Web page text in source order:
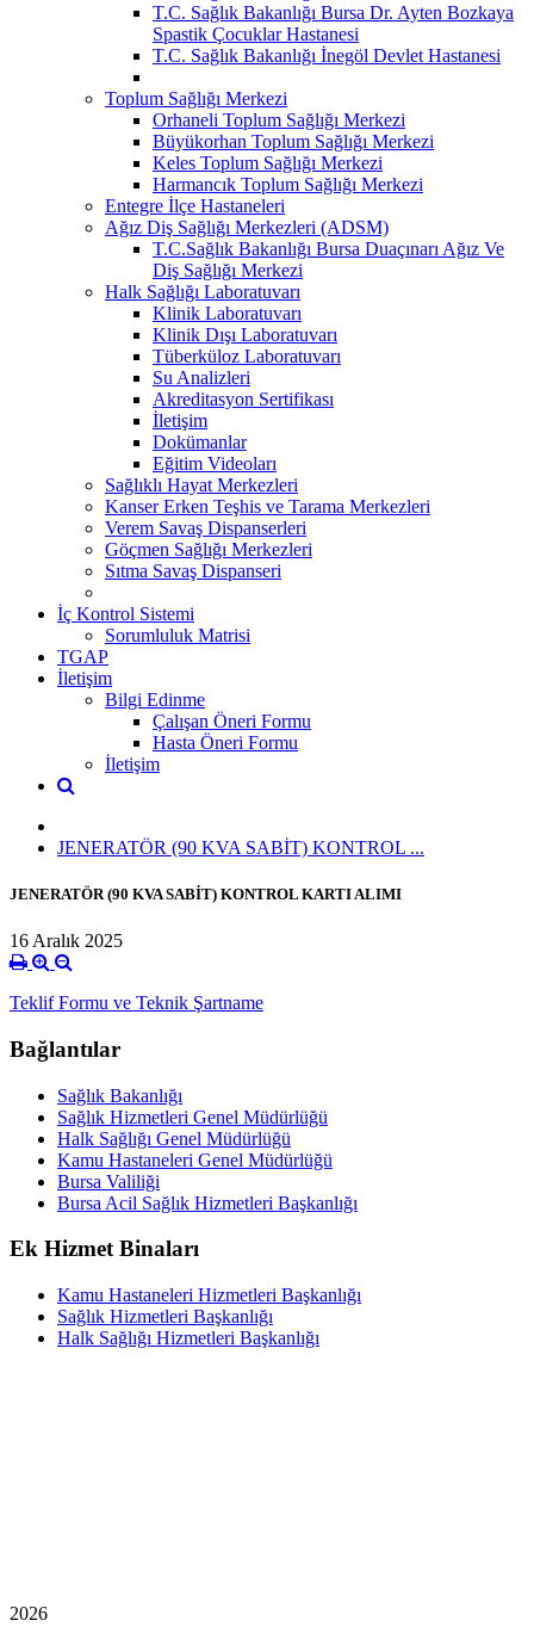
T.C. Sağlık Bakanlığı Bursa Dr. Ayten Bozkaya
Spastik Çocuklar Hastanesi
T.C. Sağlık Bakanlığı İnegöl Devlet Hastanesi
Toplum Sağlığı Merkezi
Orhaneli Toplum Sağlığı Merkezi
Büyükorhan Toplum Sağlığı Merkezi
Keles Toplum Sağlığı Merkezi
Harmancık Toplum Sağlığı Merkezi
Entegre İlçe Hastaneleri
Ağız Diş Sağlığı Merkezleri (ADSM)
T.C.Sağlık Bakanlığı Bursa Duaçınarı Ağız Ve
Diş Sağlığı Merkezi
Halk Sağlığı Laboratuvarı
Klinik Laboratuvarı
Klinik Dışı Laboratuvarı
Tüberküloz Laboratuvarı
Su Analizleri
Akreditasyon Sertifikası
İletişim
Dokümanlar
Eğitim Videoları
Sağlıklı Hayat Merkezleri
Kanser Erken Teşhis ve Tarama Merkezleri
Verem Savaş Dispanserleri
Göçmen Sağlığı Merkezleri
Sıtma Savaş Dispanseri
İç Kontrol Sistemi
Sorumluluk Matrisi
TGAP
İletişim
Bilgi Edinme
Çalışan Öneri Formu
Hasta Öneri Formu
İletişim
JENERATÖR (90 KVA SABİT) KONTROL ...
JENERATÖR (90 KVA SABİT) KONTROL KARTI ALIMI
16 Aralık 2025
Teklif Formu ve Teknik Şartname
Bağlantılar
Sağlık Bakanlığı
Sağlık Hizmetleri Genel Müdürlüğü
Halk Sağlığı Genel Müdürlüğü
Kamu Hastaneleri Genel Müdürlüğü
Bursa Valiliği
Bursa Acil Sağlık Hizmetleri Başkanlığı
Ek Hizmet Binaları
Kamu Hastaneleri Hizmetleri Başkanlığı
Sağlık Hizmetleri Başkanlığı
Halk Sağlığı Hizmetleri Başkanlığı
2026